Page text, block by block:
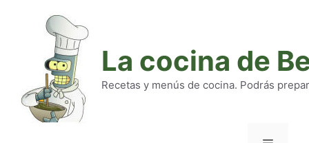
La cocina de
Recetas y menús de cocina. Podrás